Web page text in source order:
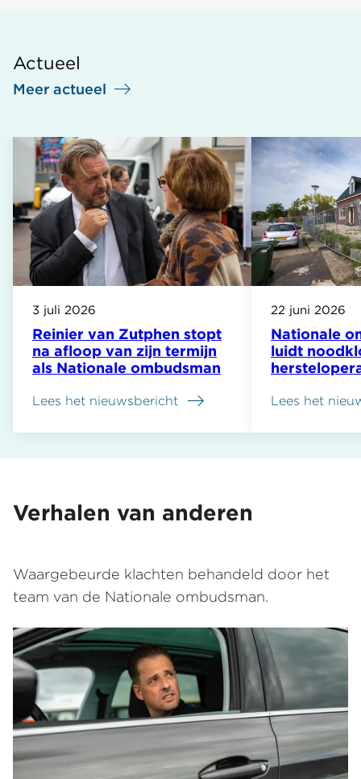
Actueel
Meer actueel
Reinier van Zutphen stopt
na afloop van zijn termijn
als Nationale ombudsman
3 juli 2026
Lees het nieuwsbericht
Nationale
luidt
22 juni 2026
Lees het
Verhalen van anderen
Waargebeurde klachten behandeld door het
team van de Nationale ombudsman.